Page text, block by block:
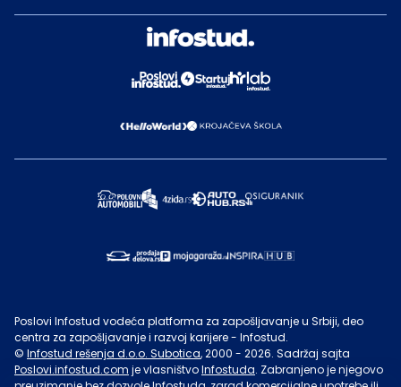
Poslovi Infostud vodeća platforma za zapošljavanje u Srbiji, deo
centra za zapošljavanje i razvoj karijere - Infostud.
© Infostud rešenja d.o.o. Subotica, 2000 - 2026. Sadržaj sajta
Poslovi.infostud.com je vlasništvoInfostuda. Zabranjeno je njegovo